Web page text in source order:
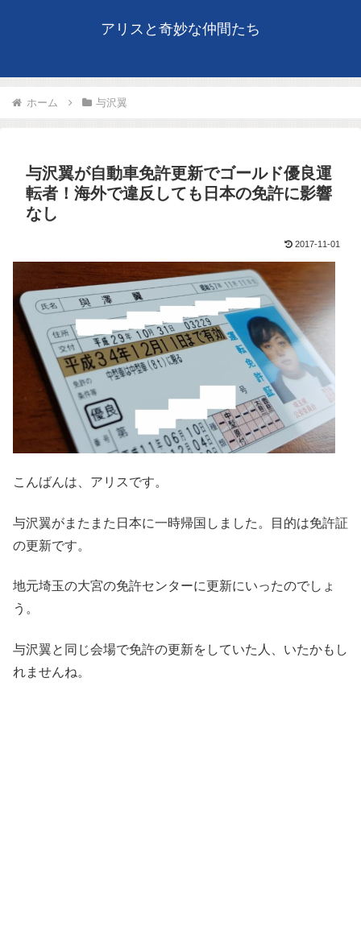
アリスと奇妙な仲間たち
ホーム 与沢翼
与沢翼が自動車免許更新でゴールド優良運
転者！海外で違反しても日本の免許に影響
なし
2017-11-01
こんばんは、アリスです。
与沢翼がまたまた日本に一時帰国しました。目的は免許証
の更新です。
地元埼玉の大宮の免許センターに更新にいったのでしょ
う。
与沢翼と同じ会場で免許の更新をしていた人、いたかもし
れませんね。